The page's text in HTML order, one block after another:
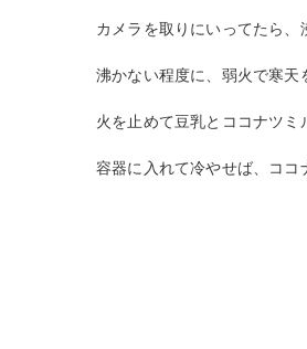
カメラを取りにいってたら、
沸かない程度に、弱火で寒天
火を止めて豆乳とココナツミ
容器に入れて冷やせば、ココ